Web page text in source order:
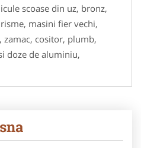
scoase din uz, bronz,
masini fier vechi,
zamac, cositor, plumb,
doze de aluminiu,